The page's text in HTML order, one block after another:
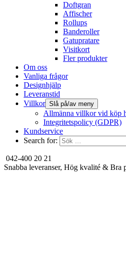
Doftgran
Affischer
Rollups
Banderoller
Gatupratare
Visitkort
Fler produkter
Om oss
Vanliga frågor
Designhjälp
Leveranstid
Villkor Slå på/av meny
Allmänna villkor vid köp
Integritetspolicy (GDPR)
Kundservice
Search for:
042-400 20 21
Snabba leveranser, Hög kvalité & Bra